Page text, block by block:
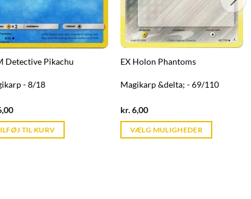
Detective Pikachu
- 8/18
Current
is:
kr. 39,95.
TIL KURV
EX Holon Phantoms
Magikarp &delta; - 69/110
kr.6,00Current
is:
kr. 39,95.
VÆLG MULIGHEDER